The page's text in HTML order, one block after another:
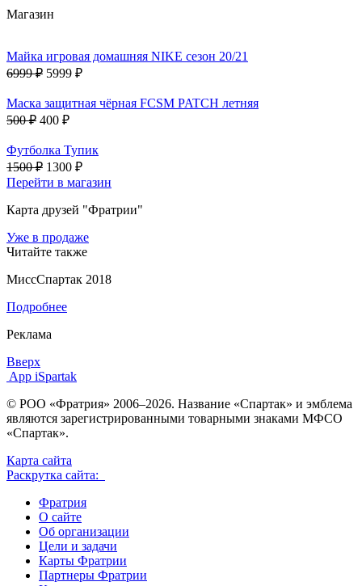
Магазин
Майка игровая домашняя NIKE сезон 20/21
6999 ₽ 5999 ₽
Маска защитная чёрная FCSM PATCH летняя
500 ₽ 400 ₽
Футболка Тупик
1500 ₽ 1300 ₽
Перейти в магазин
Карта друзей "Фратрии"
Уже в продаже
Читайте также
МиссСпартак 2018
Подробнее
Реклама
Вверх
App iSpartak
© РОО «Фратрия» 2006–2026. Название «Спартак» и эмблема
являются зарегистрированными товарными знаками МФСО
«Спартак».
Карта сайта
Раскрутка сайта:
Фратрия
О сайте
Об организации
Цели и задачи
Карты Фратрии
Партнеры Фратрии